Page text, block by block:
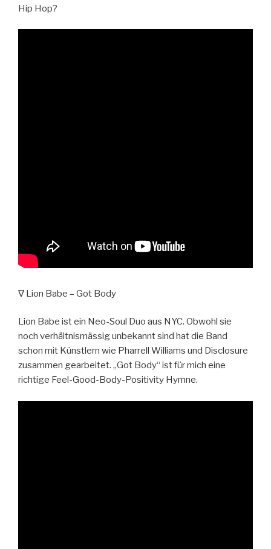
Hip Hop?
∇ Lion Babe – Got Body
Lion Babe ist ein Neo-Soul Duo aus NYC. Obwohl sie
noch verhältnismässig unbekannt sind hat die Band
schon mit Künstlern wie Pharrell Williams und Disclosure
zusammen gearbeitet. „Got Body“ ist für mich eine
richtige Feel-Good-Body-Positivity Hymne.